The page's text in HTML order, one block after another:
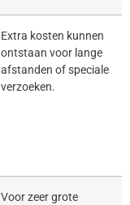
Extra kosten kunnen
ontstaan voor lange
afstanden of speciale
verzoeken.
Voor zeer grote